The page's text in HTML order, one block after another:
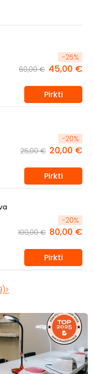
-25%
60,00 € 45,00 €
Pirkti
-20%
25,00 € 20,00 €
Pirkti
-20%
100,00 € 80,00 €
Pirkti